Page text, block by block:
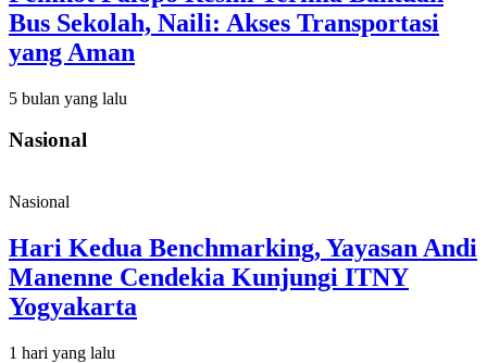
Bus Sekolah, Naili: Akses Transportasi
yang Aman
5 bulan yang lalu
Nasional
Nasional
Hari Kedua Benchmarking, Yayasan Andi
Manenne Cendekia Kunjungi ITNY
Yogyakarta
1 hari yang lalu